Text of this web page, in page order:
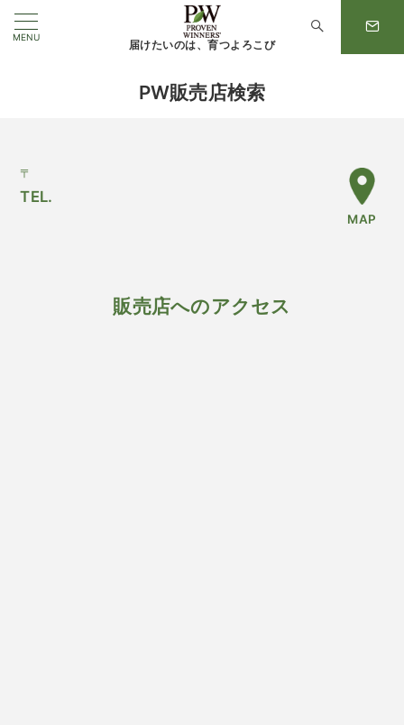
MENU
届けたいのは、育つよろこび
PW販売店検索
〒
TEL.
MAP
販売店へのアクセス